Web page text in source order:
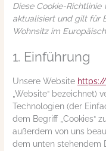
Diese Cookie-Richtlinie
aktualisiert und gilt für
Wohnsitz im
1. Einführung
Unsere Website
„Website“ bezeichnet)
Technologien (der
dem Begriff „Cookies“
außerdem von uns
dem unten stehendem